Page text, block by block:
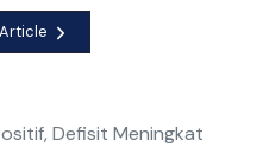
Defisit Meningkat